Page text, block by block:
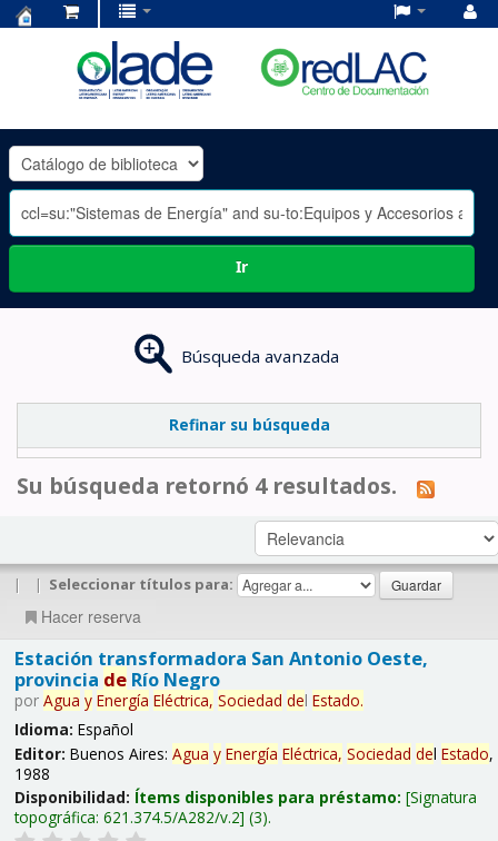
OLADE
-
Ir
Búsqueda avanzada
Refinar su búsqueda
Su búsqueda retornó 4 resultados.
| | Seleccionar títulos para:
Hacer reserva
Estación transformadora San Antonio Oeste,
provincia deRío Negro
por Agua y Energía Eléctrica, Sociedad del Estado.
Idioma: Español
Editor: Buenos Aires: Agua y Energía Eléctrica, Sociedad del Estado,
1988
Disponibilidad: Ítems disponibles para préstamo: Signatura
topográfica: 621.374.5/A282/v.2 (3).